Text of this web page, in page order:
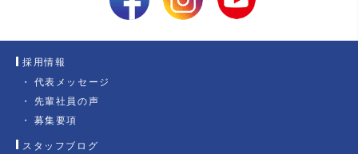
採用情報
代表メッセージ
先輩社員の声
募集要項
スタッフブログ